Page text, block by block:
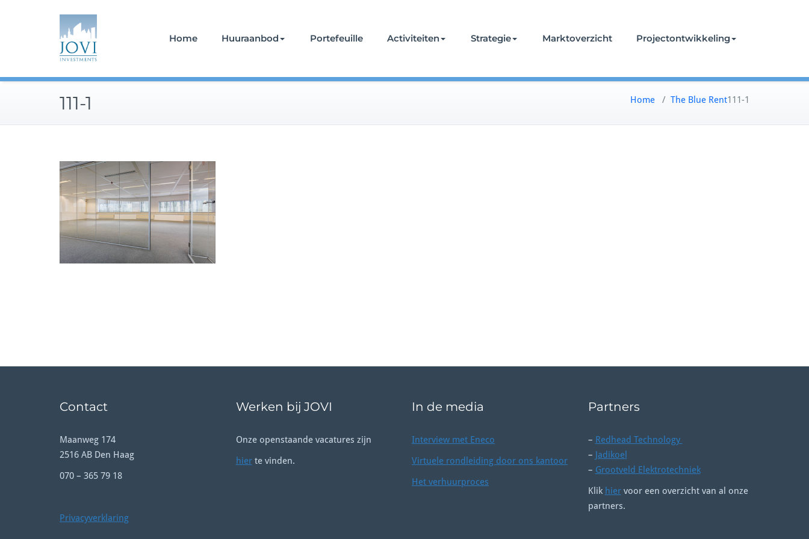
Home Huuraanbod Portefeuille Activiteiten Strategie Marktoverzicht Projectontwikkeling
111-1 Home / The Blue Rent111-1
Contact
Maanweg 174
2516 AB Den Haag
070 – 365 79 18
Privacyverklaring
Werken bij JOVI
Onze openstaande vacatures zijn
hierte vinden.
In de media
Interview met Eneco
Virtuele rondleiding door ons kantoor
Het verhuurproces
Partners
– Redhead Technology
– Jadikoel
– Grootveld Elektrotechniek
Klik hiervoor een overzicht van al onze
partners.